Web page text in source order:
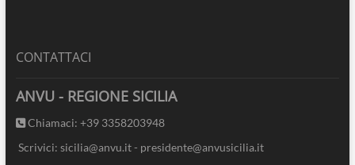
CONTATTACI
ANVU - REGIONE SICILIA
Chiamaci: +39 3358203948
Scrivici: sicilia@anvu.it - presidente@anvusicilia.it